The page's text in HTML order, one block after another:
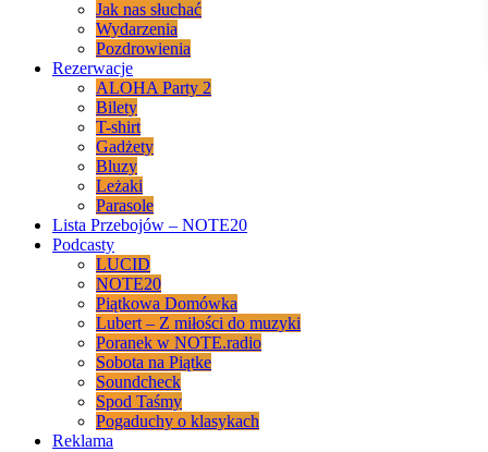
Jak nas słuchać
Wydarzenia
Pozdrowienia
Rezerwacje
ALOHA Party 2
Bilety
T-shirt
Gadżety
Bluzy
Leżaki
Parasole
Lista Przebojów – NOTE20
Podcasty
LUCID
NOTE20
Piątkowa Domówka
Lubert – Z miłości do muzyki
Poranek w NOTE.radio
Sobota na Piątke
Soundcheck
Spod Taśmy
Pogaduchy o klasykach
Reklama